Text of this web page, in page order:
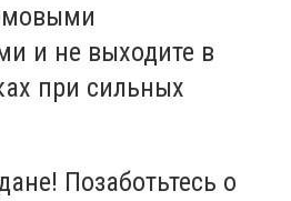
и не выходите в
при сильных
Позаботьтесь о